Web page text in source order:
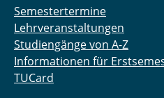
Semestertermine
Lehrveranstaltungen
Studiengänge von A-Z
Informationen für
TUCard